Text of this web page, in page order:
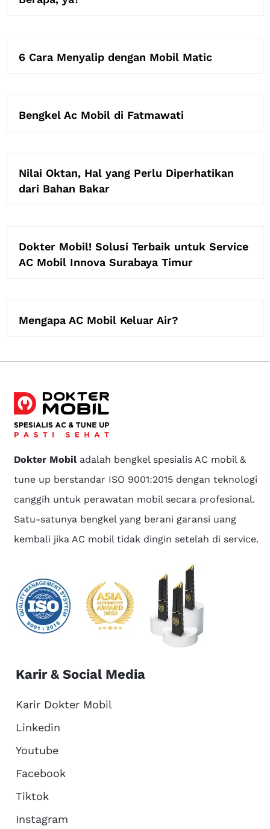
6 Cara Menyalip dengan Mobil Matic
Bengkel Ac Mobil di Fatmawati
Nilai Oktan, Hal yang Perlu Diperhatikan
dari Bahan Bakar
Dokter Mobil! Solusi Terbaik untuk Service
AC Mobil Innova Surabaya Timur
Mengapa AC Mobil Keluar Air?
Dokter Mobiladalah bengkel spesialis AC mobil &
tune up berstandar ISO 9001:2015 dengan teknologi
canggih untuk perawatan mobil secara profesional.
Satu-satunya bengkel yang berani garansi uang
kembali jika AC mobil tidak dingin setelah di service.
Karir & Social Media
Karir Dokter Mobil
Linkedin
Youtube
Facebook
Tiktok
Instagram